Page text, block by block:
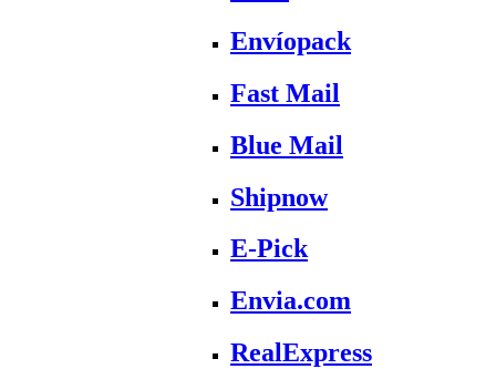
Envíopack
Fast Mail
Blue Mail
Shipnow
E-Pick
Envia.com
RealExpress